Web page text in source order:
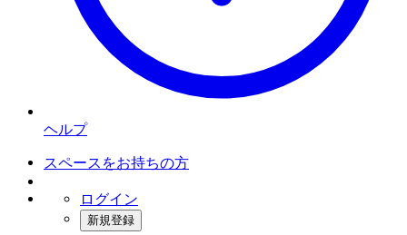
ヘルプ
スペースをお持ちの方
ログイン
新規登録